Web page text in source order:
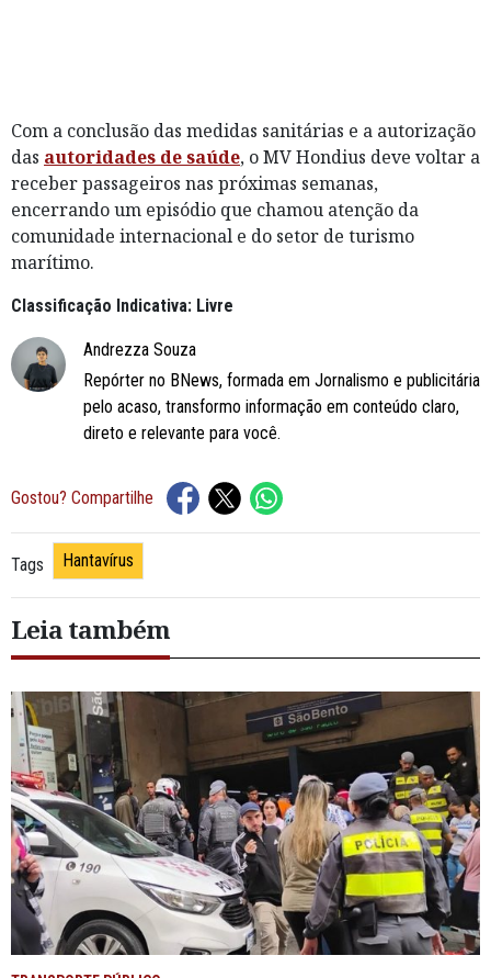
Com a conclusão das medidas sanitárias e a autorização
das autoridades de saúde, o MV Hondius deve voltar a
receber passageiros nas próximas semanas,
encerrando um episódio que chamou atenção da
comunidade internacional e do setor de turismo
marítimo.
Classificação Indicativa: Livre
Andrezza Souza
Repórter no BNews, formada em Jornalismo e publicitária
pelo acaso, transformo informação em conteúdo claro,
direto e relevante para você.
Gostou? Compartilhe
Tags Hantavírus
Leia também